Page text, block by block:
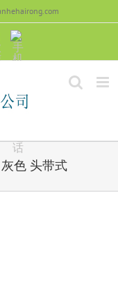
手
机
接
拨
话
色 头带式